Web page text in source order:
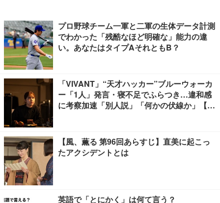
プロ野球チーム一軍と二軍の生体データ計測
でわかった「残酷なほど明確な」能力の違
い。あなたはタイプAそれともB？
「VIVANT」“天才ハッカー”ブルーウォーカ
ー「1人」発言・寝不足でふらつき…違和感
に考察加速「別人説」「何かの伏線か」【ネ
【風、薫る 第96回あらすじ】直美に起こっ
たアクシデントとは
英語で「とにかく」は何て言う？